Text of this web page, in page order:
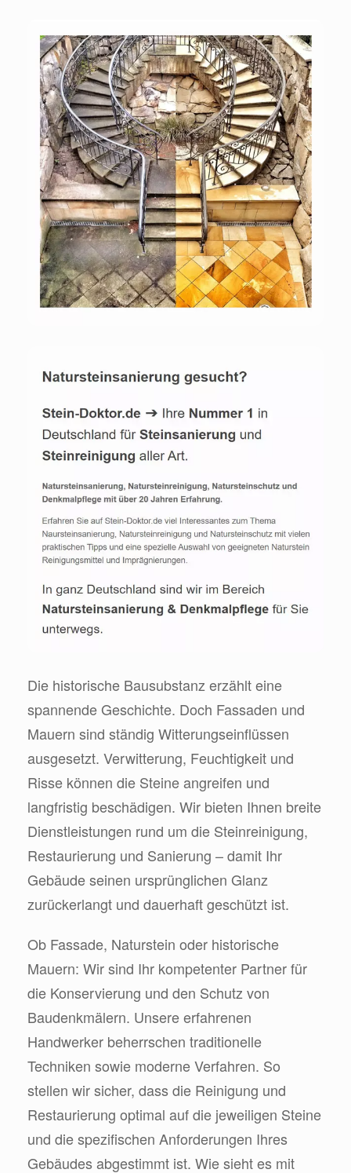
Die historische Bausubstanz erzählt eine
spannende Geschichte. Doch Fassaden und
Mauern sind ständig Witterungseinflüssen
ausgesetzt. Verwitterung, Feuchtigkeit und
Risse können die Steine angreifen und
langfristig beschädigen. Wir bieten Ihnen breite
Dienstleistungen rund um die Steinreinigung,
Restaurierung und Sanierung – damit Ihr
Gebäude seinen ursprünglichen Glanz
zurückerlangt und dauerhaft geschützt ist.
Ob Fassade, Naturstein oder historische
Mauern: Wir sind Ihr kompetenter Partner für
die Konservierung und den Schutz von
Baudenkmälern. Unsere erfahrenen
Handwerker beherrschen traditionelle
Techniken sowie moderne Verfahren. So
stellen wir sicher, dass die Reinigung und
Restaurierung optimal auf die jeweiligen Steine
und die spezifischen Anforderungen Ihres
Gebäudes abgestimmt ist. Wie sieht es mit